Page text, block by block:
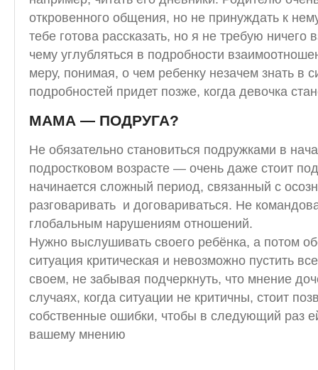
откровенного общения, но не принуждать к
тебе готова рассказать, но я не требую
чему углубляться в подробности
меру, понимая, о чем ребенку незачем знать в
подробностей придет позже, когда девочка
МАМА — ПОДРУГА?
Не обязательно становиться подружками в
подростковом возрасте — очень даже стоит
начинается сложный период, связанный с
разговаривать и договариваться. Не
глобальным нарушениям отношений.
Нужно выслушивать своего ребёнка, а потом
ситуация критическая и невозможно пустить
своем, не забывая подчеркнуть, что мнение
случаях, когда ситуации не критичны, стоит
собственные ошибки, чтобы в следующий раз
вашему мнению